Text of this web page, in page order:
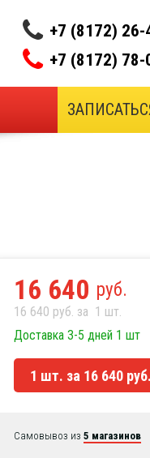
+7 (8172) 26-
+7 (8172) 78-
16 640 руб.
16 640 руб. за 1 шт.
Доставка 3-5 дней 1 шт
1 шт. за 16 640 руб.
Самовывоз из 5 магазинов